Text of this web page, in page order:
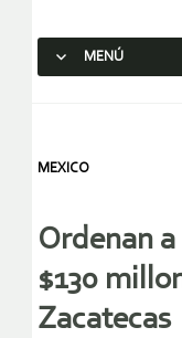
MENÚ
MEXICO
Ordenan
$130
Zacatecas